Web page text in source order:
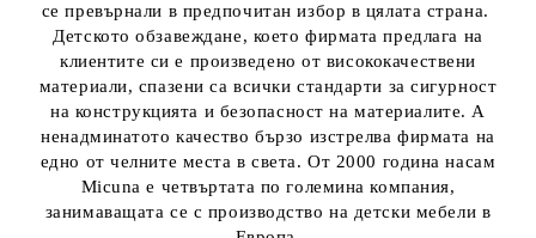
се превърнали в предпочитан избор в цялата страна.
Детското обзавеждане, което фирмата предлага на
клиентите си е произведено от висококачествени
материали, спазени са всички стандарти за сигурност
на конструкцията и безопасност на материалите. А
ненадминатото качество бързо изстрелва фирмата на
едно от челните места в света. От 2000 година насам
Micuna е четвъртата по големина компания,
занимаващата се с производство на детски мебели в